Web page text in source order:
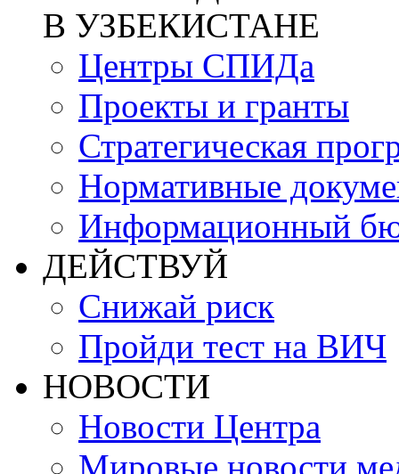
В УЗБЕКИСТАНЕ
Центры СПИДа
Проекты и гранты
Стратегическая
Нормативные
Информационный
ДЕЙСТВУЙ
Снижай риск
Пройди тест на ВИЧ
НОВОСТИ
Новости Центра
Мировые новости